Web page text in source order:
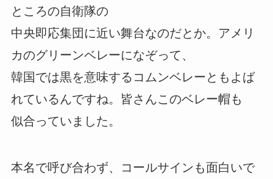
ところの自衛隊の
中央即応集団に近い舞台なのだとか。アメリ
カのグリーンベレーになぞって、
韓国では黒を意味するコムンベレーともよば
れているんですね。皆さんこのベレー帽も
似合っていました。
本名で呼び合わず、コールサインも面白いで